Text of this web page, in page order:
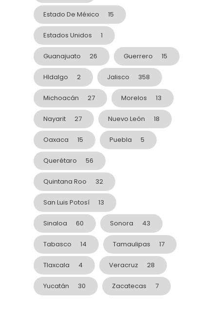
Estado De México 15
Estados Unidos 1
Guanajuato 26 Guerrero 15
HIdalgo 2 Jalisco 358
Michoacán 27 Morelos 13
Nayarit 27 Nuevo León 18
Oaxaca 15 Puebla 5
Querétaro 56
Quintana Roo 32
San Luis Potosí 13
Sinaloa 60 Sonora 43
Tabasco 14 Tamaulipas 17
Tlaxcala 4 Veracruz 28
Yucatán 30 Zacatecas 7